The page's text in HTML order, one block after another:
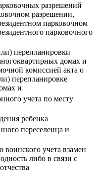
разрешений
разрешении,
парковочном
парковочного
перепланировки
домах и
комиссией акта о
перепланировке
и
учета по месту
ребенка
переселенца и
воинского учета взамен
либо в связи с